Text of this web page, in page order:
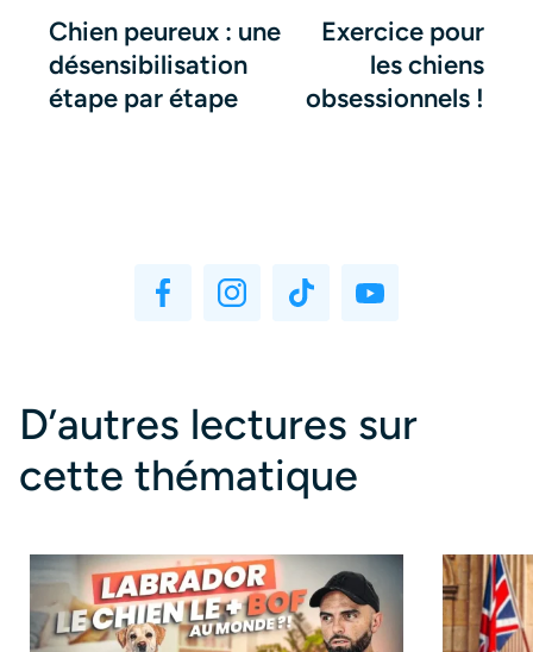
Chien peureux : une
désensibilisation
étape par étape
Exercice pour
les chiens
obsessionnels !
D’autres lectures sur
cette thématique